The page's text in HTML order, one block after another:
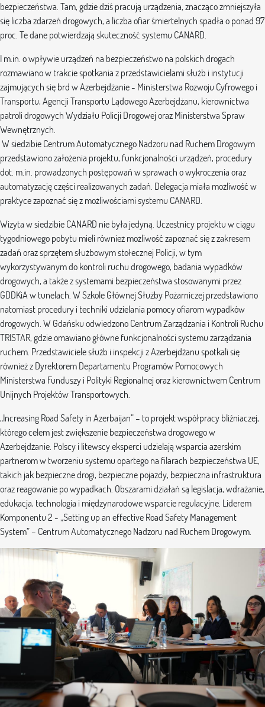
bezpieczeństwa. Tam, gdzie dziś pracują urządzenia, znacząco zmniejszyła
się liczba zdarzeń drogowych, a liczba ofiar śmiertelnych spadła o ponad 97
proc. Te dane potwierdzają skuteczność systemu CANARD.
I m.in. o wpływie urządzeń na bezpieczeństwo na polskich drogach
rozmawiano w trakcie spotkania z przedstawicielami służb i instytucji
zajmujących się brd w Azerbejdżanie - Ministerstwa Rozwoju Cyfrowego i
Transportu, Agencji Transportu Lądowego Azerbejdżanu, kierownictwa
patroli drogowych Wydziału Policji Drogowej oraz Ministerstwa Spraw
Wewnętrznych.
W siedzibie Centrum Automatycznego Nadzoru nad Ruchem Drogowym
przedstawiono założenia projektu, funkcjonalności urządzeń, procedury
dot. m.in. prowadzonych postępowań w sprawach o wykroczenia oraz
automatyzację części realizowanych zadań. Delegacja miała możliwość w
praktyce zapoznać się z możliwościami systemu CANARD.
Wizyta w siedzibie CANARD nie była jedyną. Uczestnicy projektu w ciągu
tygodniowego pobytu mieli również możliwość zapoznać się z zakresem
zadań oraz sprzętem służbowym stołecznej Policji, w tym
wykorzystywanym do kontroli ruchu drogowego, badania wypadków
drogowych, a także z systemami bezpieczeństwa stosowanymi przez
GDDKiA w tunelach. W Szkole Głównej Służby Pożarniczej przedstawiono
natomiast procedury i techniki udzielania pomocy ofiarom wypadków
drogowych. W Gdańsku odwiedzono Centrum Zarządzania i Kontroli Ruchu
TRISTAR, gdzie omawiano główne funkcjonalności systemu zarządzania
ruchem. Przedstawiciele służb i inspekcji z Azerbejdżanu spotkali się
również z Dyrektorem Departamentu Programów Pomocowych
Ministerstwa Funduszy i Polityki Regionalnej oraz kierownictwem Centrum
Unijnych Projektów Transportowych.
„Increasing Road Safety in Azerbaijan” – to projekt współpracy bliźniaczej,
którego celem jest zwiększenie bezpieczeństwa drogowego w
Azerbejdżanie. Polscy i litewscy eksperci udzielają wsparcia azerskim
partnerom w tworzeniu systemu opartego na filarach bezpieczeństwa UE,
takich jak bezpieczne drogi, bezpieczne pojazdy, bezpieczna infrastruktura
oraz reagowanie po wypadkach. Obszarami działań są legislacja, wdrażanie,
edukacja, technologia i międzynarodowe wsparcie regulacyjne. Liderem
Komponentu 2 - „Setting up an effective Road Safety Management
System” – Centrum Automatycznego Nadzoru nad Ruchem Drogowym.